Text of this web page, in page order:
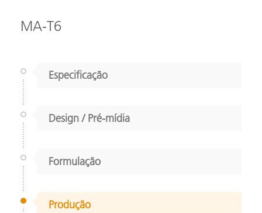
MA-T6
Especificação
Design / Pré-mídia
Formulação
Produção